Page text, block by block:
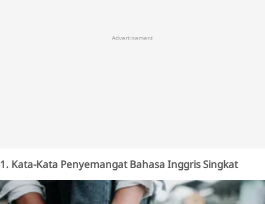
Advertisement
1. Kata-Kata Penyemangat Bahasa Inggris Singkat